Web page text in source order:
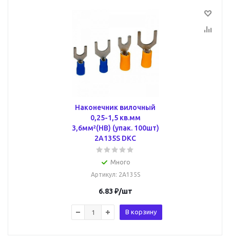
Наконечник вилочный
0,25-1,5 кв.мм
3,6мм²(НВ) (упак. 100шт)
2A135S DKC
Много
Артикул: 2A135S
6.83 ₽/шт
В корзину